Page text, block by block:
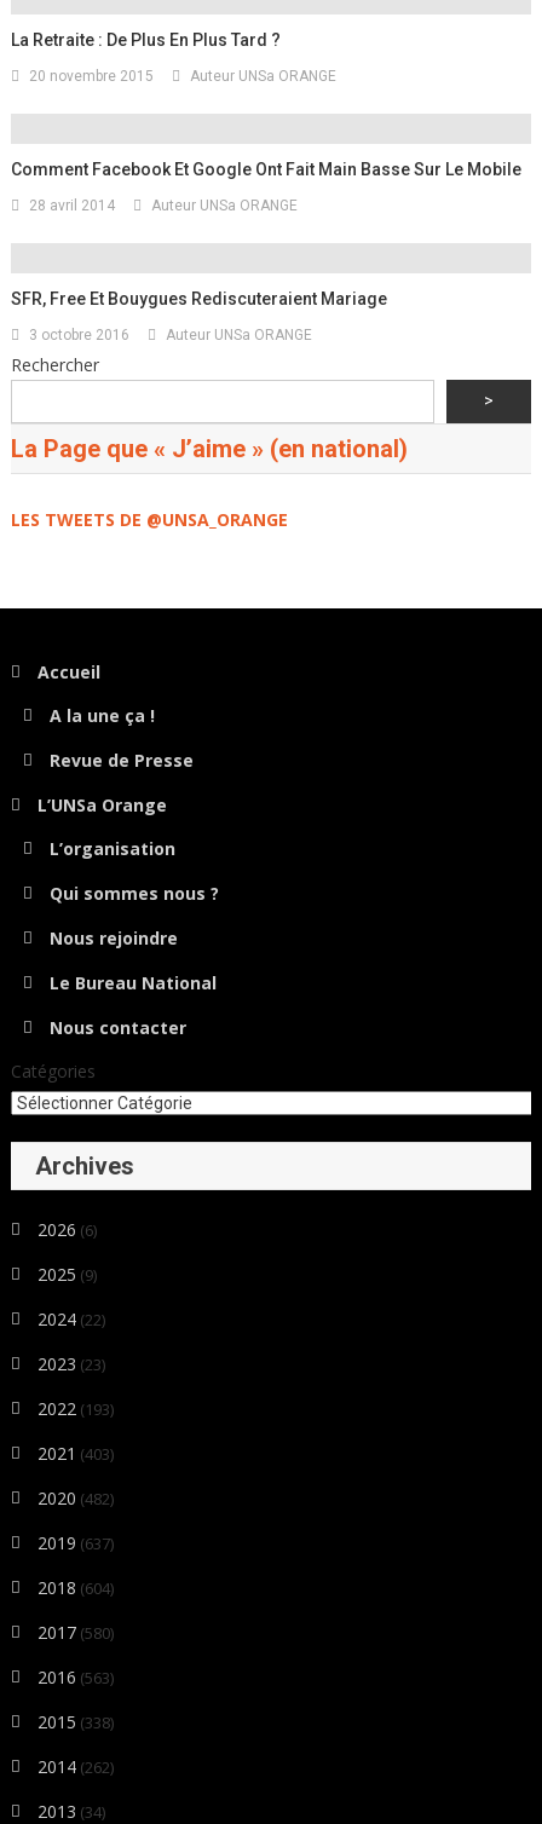
La Retraite : De Plus En Plus Tard ?
20 novembre 2015 Auteur UNSa ORANGE
Comment Facebook Et Google Ont Fait Main Basse Sur Le Mobile
28 avril 2014 Auteur UNSa ORANGE
SFR, Free Et Bouygues Rediscuteraient Mariage
3 octobre 2016 Auteur UNSa ORANGE
Rechercher
>
La Page que « J’aime » (en national)
LES TWEETS DE @UNSA_ORANGE
Accueil
A la une ça !
Revue de Presse
L’UNSa Orange
L’organisation
Qui sommes nous ?
Nous rejoindre
Le Bureau National
Nous contacter
Catégories
Archives
2026 (6)
2025 (9)
2024 (22)
2023 (23)
2022 (193)
2021 (403)
2020 (482)
2019 (637)
2018 (604)
2017 (580)
2016 (563)
2015 (338)
2014 (262)
2013 (34)